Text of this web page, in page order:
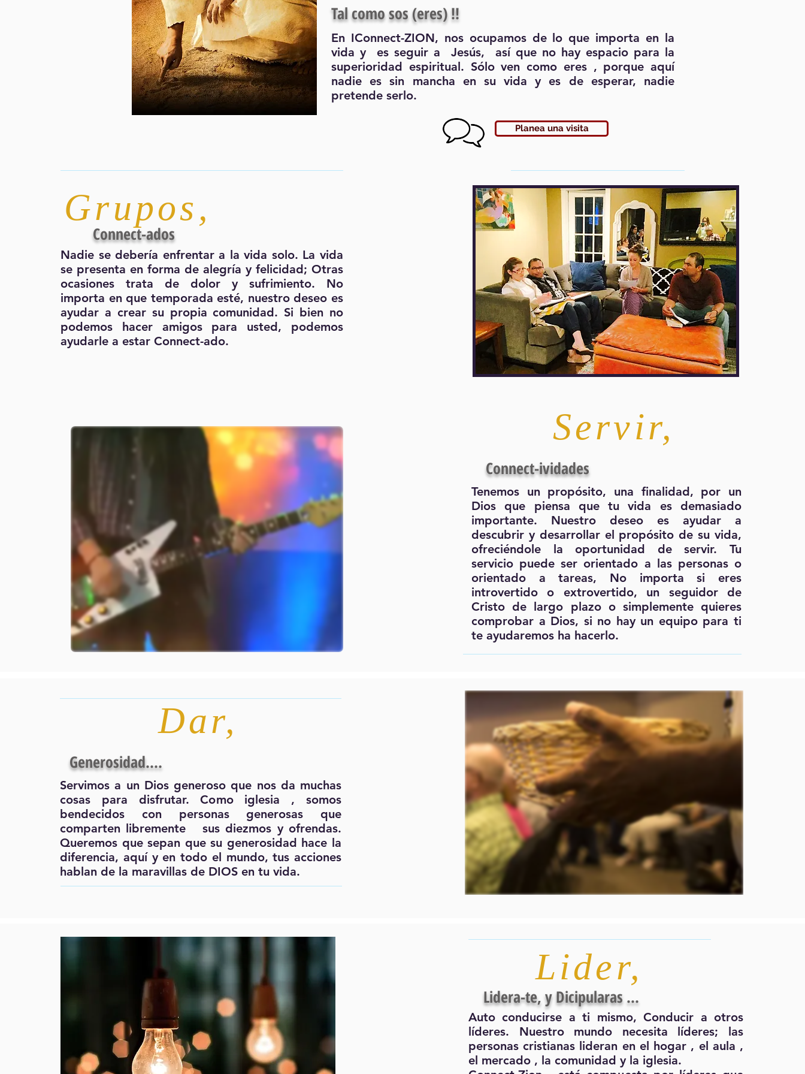
Tal como sos (eres) !!
En IConnect-ZION, nos ocupamos de lo que importa en la
vida y es seguir a Jesús, así que no hay espacio para la
superioridad espiritual. Sólo ven como eres , porque aquí
nadie es sin mancha en su vida y es de esperar, nadie
pretende serlo.
Planea una visita
Connect-ados
Grupos,
Nadie se debería enfrentar a la vida solo. La vida
se presenta en forma de alegría y felicidad; Otras
ocasiones trata de dolor y sufrimiento. No
importa en que temporada esté, nuestro deseo es
ayudar a crear su propia comunidad. Si bien no
podemos hacer amigos para usted, podemos
ayudarle a estar Connect-ado.
Servir,
Connect-ividades
Tenemos un propósito, una finalidad, por un
Dios que piensa que tu vida es demasiado
importante. Nuestro deseo es ayudar a
descubrir y desarrollar el propósito de su vida,
ofreciéndole la oportunidad de servir. Tu
servicio puede ser orientado a las personas o
orientado a tareas, No importa si eres
introvertido o extrovertido, un seguidor de
Cristo de largo plazo o simplemente quieres
comprobar a Dios, si no hay un equipo para ti
te ayudaremos ha hacerlo.
Dar,
Generosidad....
Servimos a un Dios generoso que nos da muchas
cosas para disfrutar. Como iglesia , somos
bendecidos con personas generosas que
comparten libremente sus diezmos y ofrendas.
Queremos que sepan que su generosidad hace la
diferencia, aquí y en todo el mundo, tus acciones
hablan de la maravillas de DIOS en tu vida.
Lidera-te, y Dicipularas ...
Lider,
Auto conducirse a ti mismo, Conducir a otros
líderes. Nuestro mundo necesita líderes; las
personas cristianas lideran en el hogar , el aula ,
el mercado , la comunidad y la iglesia.